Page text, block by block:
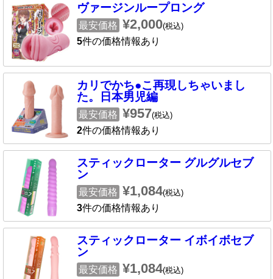
ヴァージンループロング
最安価格 ¥2,000(税込)
5件の価格情報あり
カリでかち●こ再現しちゃいまし
た。日本男児編
最安価格 ¥957(税込)
2件の価格情報あり
スティックローター グルグルセブ
ン
最安価格 ¥1,084(税込)
3件の価格情報あり
スティックローター イボイボセブ
ン
最安価格 ¥1,084(税込)